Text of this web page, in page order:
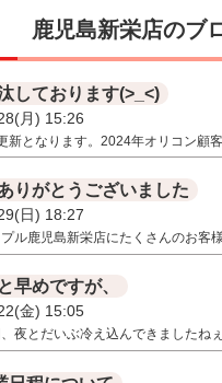
鹿児島新栄店のブ
しております(>_<)
月) 15:26
新となります。2024年オリコン顧
りがとうございました
日) 18:27
ル鹿児島新栄店にたくさんのお客
早めですが、
金) 15:05
夜とだいぶ冷え込んできましたね